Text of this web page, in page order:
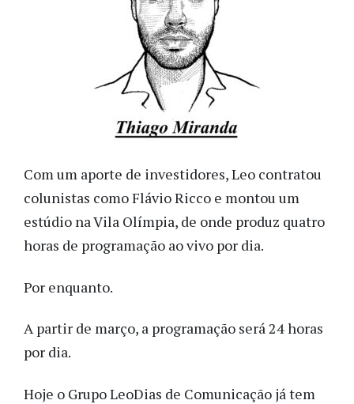
Com um aporte de investidores, Leo contratou
colunistas como Flávio Ricco e montou um
estúdio na Vila Olímpia, de onde produz quatro
horas de programação ao vivo por dia.
Por enquanto.
A partir de março, a programação será 24 horas
por dia.
Hoje o Grupo LeoDias de Comunicação já tem